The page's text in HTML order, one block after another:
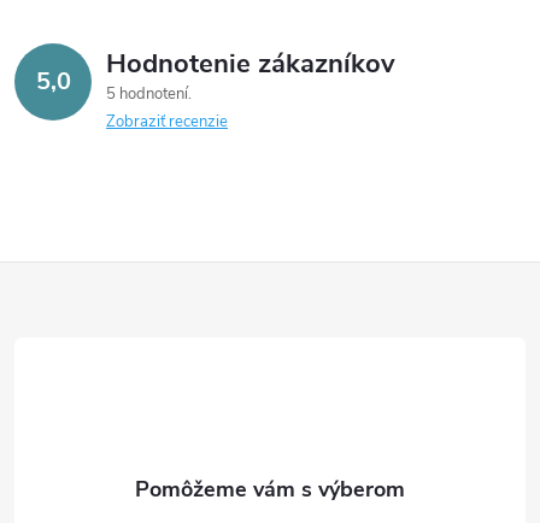
5,0 Hodnotenie zákazníkov
5 hodnotení
Zobraziť recenzie